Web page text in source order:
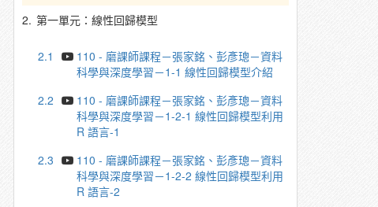
2. 第一單元：線性回歸模型
2.1
110 - 磨課師課程－張家銘、彭彥璁－資料
科學與深度學習－1-1 線性回歸模型介紹
2.2
110 - 磨課師課程－張家銘、彭彥璁－資料
科學與深度學習－1-2-1 線性回歸模型利用
R 語言-1
2.3
110 - 磨課師課程－張家銘、彭彥璁－資料
科學與深度學習－1-2-2 線性回歸模型利用
R 語言-2